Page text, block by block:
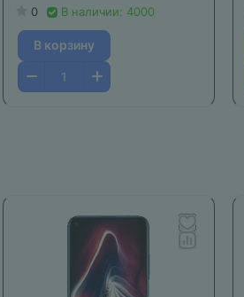
0 В наличии: 4000
В корзину